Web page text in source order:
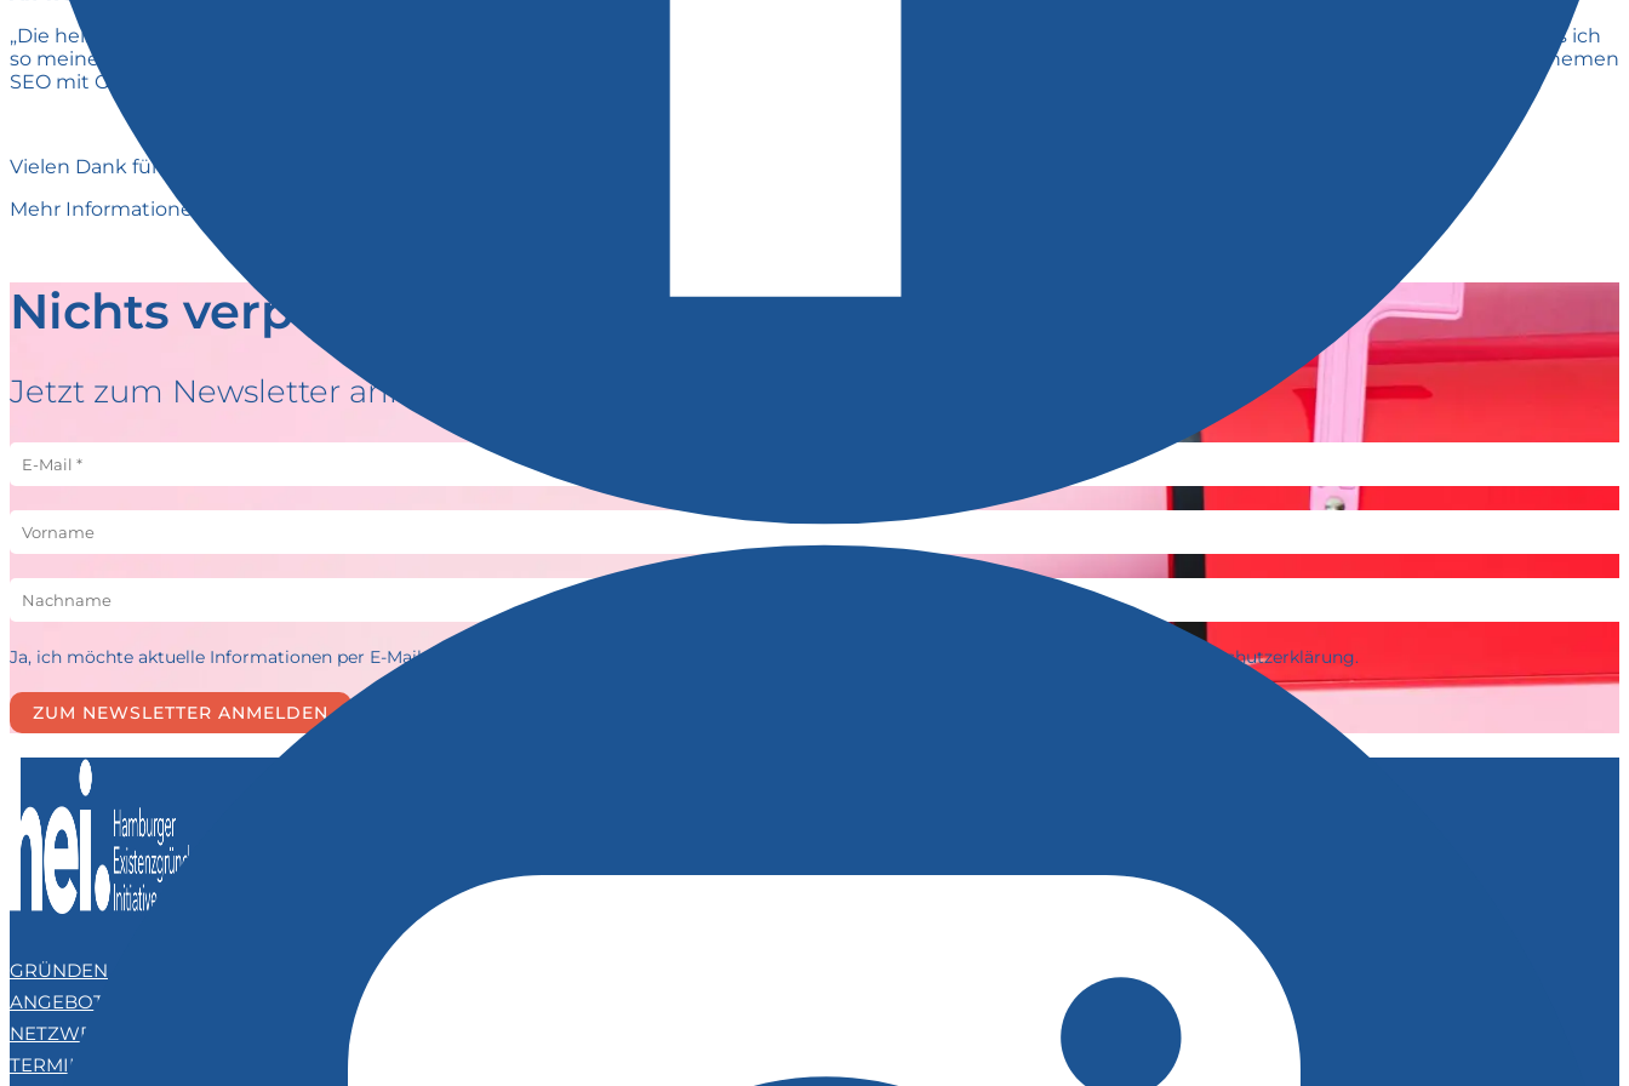
„Die hei. hat mir wertvolle Kontakte vermittelt und über die Workshops günstigen Zugang zu wichtigem Gründungswissen gegeben. Ich bin sehr dankbar, dass ich
so meine hervorragende Innenarchitektin Anna kennengelernt habe. Die Workshops waren alle spannend, für mich persönlich besonders hilfreich waren die Themen
SEO mit Günther A. Biebl und Empfehlungsmarketing mit Dagmar Rissler.“
Vielen Dank für das tolle Interview.
Mehr Informationen findet ihr unter
Nichts verpassen!
Jetzt zum Newsletter anmelden:
Ja, ich möchte aktuelle Informationen per E-Mail erhalten. Hinweise zum Widerruf und der Verarbeitung der Daten geben wir in unserer Datenschutzerklärung.
GRÜNDEN
ANGEBOTE
NETZWERK
TERMINE